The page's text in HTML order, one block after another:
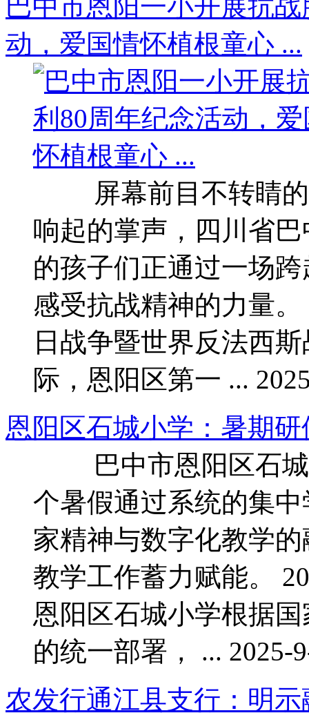
巴中市恩阳一小开展抗
动，爱国情怀植根童心 ...
屏幕前目不转睛的
响起的掌声，四川省
的孩子们正通过一场
感受抗战精神的力
日战争暨世界反法西
际，恩阳区第一 ...
恩阳区石城小学：暑期
巴中市恩阳区石城
个暑假通过系统的集
家精神与数字化教学
教学工作蓄力赋能。
恩阳区石城小学根据
的统一部署， ... 2025-
农发行通江县支行：明